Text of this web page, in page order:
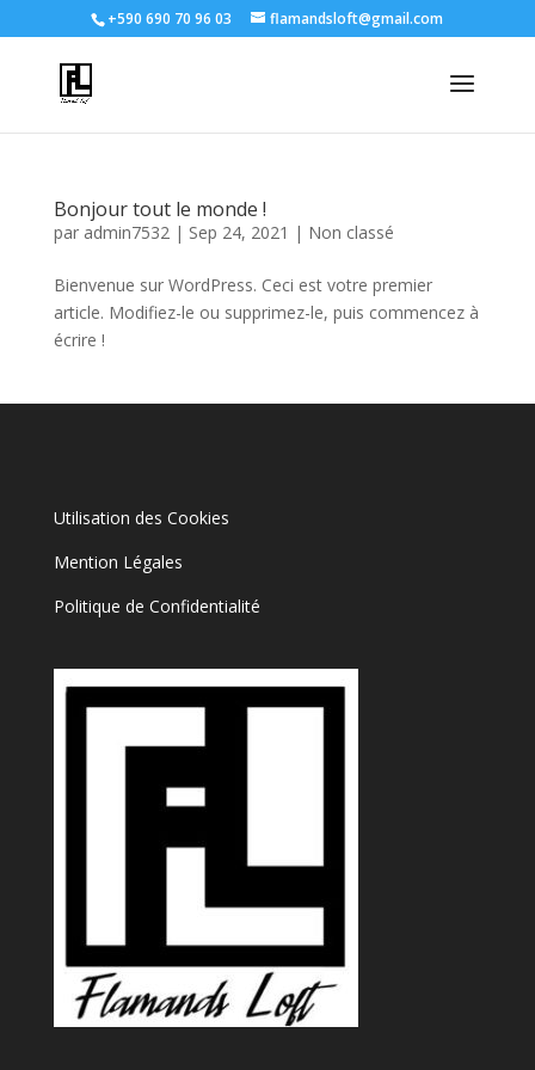
+590 690 70 96 03 flamandsloft@gmail.com
Bonjour tout le monde !
par admin7532| Sep 24, 2021 | Non classé
Bienvenue sur WordPress. Ceci est votre premier
article. Modifiez-le ou supprimez-le, puis commencez à
écrire !
Utilisation des Cookies
Mention Légales
Politique de Confidentialité